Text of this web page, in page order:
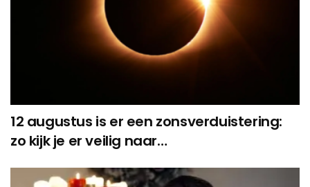
12 augustus is er een zonsverduistering:
zo kijk je er veilig naar…